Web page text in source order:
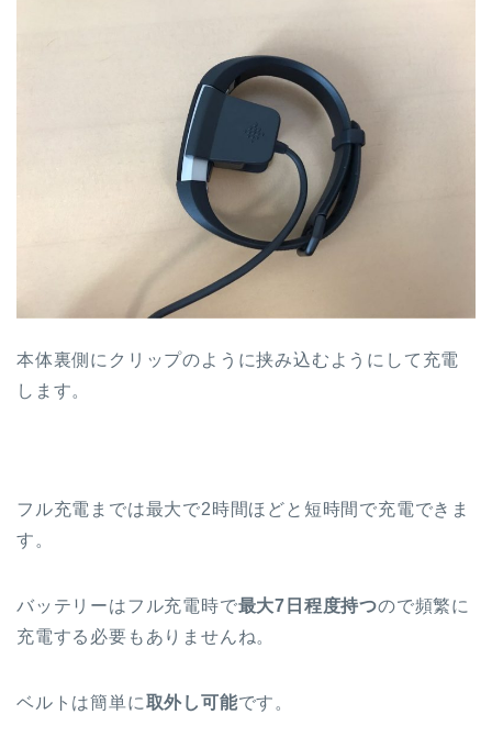
本体裏側にクリップのように挟み込むようにして充電
します。
フル充電までは最大で2時間ほどと短時間で充電できま
す。
バッテリーはフル充電時で最大7日程度持つので頻繁に
充電する必要もありませんね。
ベルトは簡単に取外し可能です。